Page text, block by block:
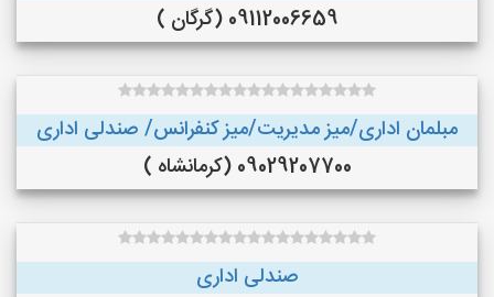
09112006659 (گرگان )
مبلمان اداری/میز مدیریت/میز کنفرانس/ صندلی اداری
09029207700 (کرمانشاه )
صندلی اداری